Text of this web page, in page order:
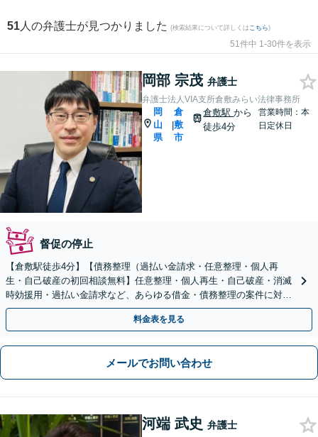
51 人の弁護士が見つかりました (検索結果について詳しくは こちら)
51件中 1-30件を表示
岡部 宗茂 弁護士
弁護士法人VIA支所倉敷みらい法律事務所
岡
山
県
|
倉
敷
市
倉敷駅から
徒歩4分
営業時間：本
日定休日
督促の停止
【倉敷駅徒歩4分】【債務整理（過払い金請求・任意整理・個人再
生・自己破産の初回相談無料】任意整理・個人再生・自己破産・消滅
時効援用・過払い金請求など、あらゆる借金・債務整理の案件に対応
可能です。
料金表を見る
メールでお問い合わせ
河端 武史 弁護士